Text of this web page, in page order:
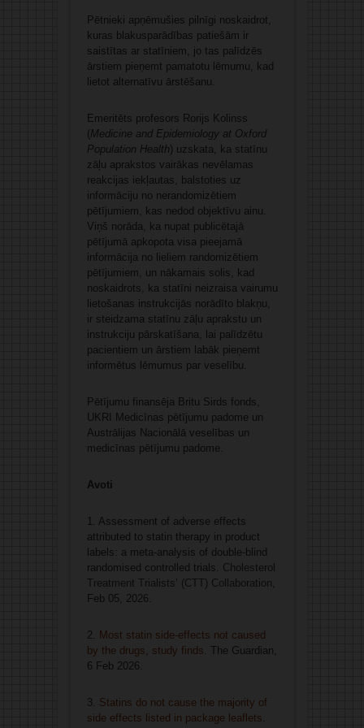
Pētnieki apņēmušies pilnīgi noskaidrot,
kuras blakusparādības patiešām ir
saistītas ar statīniem, jo tas palīdzēs
ārstiem pieņemt pamatotu lēmumu, kad
lietot alternatīvu ārstēšanu.
Emeritēts profesors Rorijs Kolinss
(Medicine and Epidemiology at Oxford
Population Health) uzskata, ka statīnu
zāļu aprakstos vairākas nevēlamas
reakcijas iekļautas, balstoties uz
informāciju no nerandomizētiem
pētījumiem, kas nedod objektīvu ainu.
Viņš norāda, ka nupat publicētajā
pētījumā apkopota visa pieejamā
informācija no lieliem randomizētiem
pētījumiem, un nākamais solis, kad
noskaidrots, ka statīni neizraisa vairumu
lietošanas instrukcijās norādīto blakņu,
ir steidzama statīnu zāļu aprakstu un
instrukciju pārskatīšana, lai palīdzētu
pacientiem un ārstiem labāk pieņemt
informētus lēmumus par veselību.
Pētījumu finansēja Britu Sirds fonds,
UKRI Medicīnas pētījumu padome un
Austrālijas Nacionālā veselības un
medicīnas pētījumu padome.
Avoti
1. Assessment of adverse effects
attributed to statin therapy in product
labels: a meta-analysis of double-blind
randomised controlled trials. Cholesterol
Treatment Trialists’ (CTT) Collaboration
Feb 05, 2026.
2.
Most statin side-effects not caused
by the drugs, study finds . The Guardian,
6 Feb 2026.
3.
Statins do not cause the majority of
side effects listed in package leaflets